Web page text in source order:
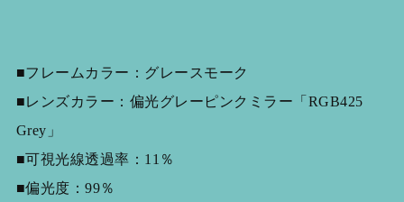
■フレームカラー：グレースモーク
■レンズカラー：偏光グレーピンクミラー「RGB425
Grey」
■可視光線透過率：11％
■偏光度：99％